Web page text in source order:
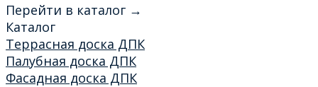
Перейти в каталог →
Каталог
Террасная доска ДПК
Палубная доска ДПК
Фасадная доска ДПК